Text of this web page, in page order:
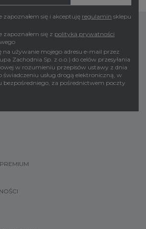
zapoznałem się i akceptuję regulamin sklepu
zapoznałem się z polityką prywatności
na używanie mojego adresu e-mail przez
Zachodnia Sp. z o.o.) do celów przesyłania
w rozumieniu przepisów ustawy z dnia
świadczeniu usług drogą elektroniczną, w
za pośrednictwem poczty